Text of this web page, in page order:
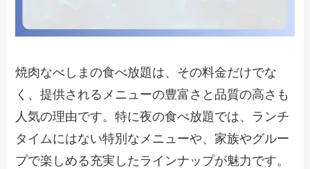
焼肉なべしまの食べ放題は、その料金だけでな
く、提供されるメニューの豊富さと品質の高さも
人気の理由です。特に夜の食べ放題では、ランチ
タイムにはない特別なメニューや、家族やグルー
プで楽しめる充実したラインナップが魅力です。